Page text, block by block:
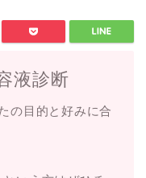
液診断
の目的と好みに合